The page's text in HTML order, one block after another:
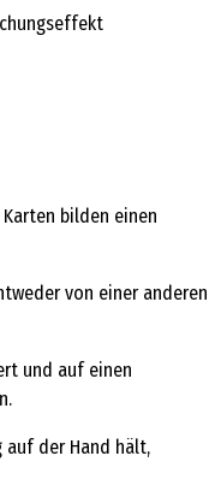
bilden einen
von einer anderen
und auf einen
auf der Hand hält,